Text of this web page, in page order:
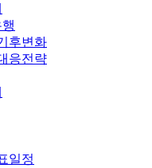
후변화
응전략
일정